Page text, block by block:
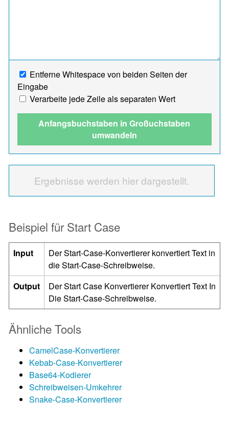
Entferne Whitespace von beiden Seiten der
Eingabe
Verarbeite jede Zeile als separaten Wert
Anfangsbuchstaben in Großuchstaben
umwandeln
Ergebnisse werden hier dargestellt.
Beispiel für Start Case
Input
Der Start-Case-Konvertierer konvertiert Text in
die Start-Case-Schreibweise.
Output
Der Start Case Konvertierer Konvertiert Text In
Die Start-Case-Schreibweise.
Ähnliche Tools
CamelCase-Konvertierer
Kebab-Case-Konvertierer
Base64-Kodierer
Schreibweisen-Umkehrer
Snake-Case-Konvertierer